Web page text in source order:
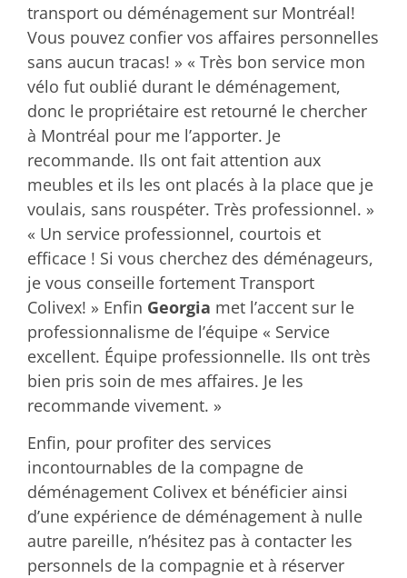
transport ou déménagement sur Montréal!
Vous pouvez confier vos affaires personnelles
sans aucun tracas! » « Très bon service mon
vélo fut oublié durant le déménagement,
donc le propriétaire est retourné le chercher
à Montréal pour me l’apporter. Je
recommande. Ils ont fait attention aux
meubles et ils les ont placés à la place que je
voulais, sans rouspéter. Très professionnel. »
« Un service professionnel, courtois et
efficace ! Si vous cherchez des déménageurs,
je vous conseille fortement Transport
Colivex! » Enfin Georgia met l’accent sur le
professionnalisme de l’équipe « Service
excellent. Équipe professionnelle. Ils ont très
bien pris soin de mes affaires. Je les
recommande vivement. »
Enfin, pour profiter des services
incontournables de la compagne de
déménagement Colivex et bénéficier ainsi
d’une expérience de déménagement à nulle
autre pareille, n’hésitez pas à contacter les
personnels de la compagnie et à réserver